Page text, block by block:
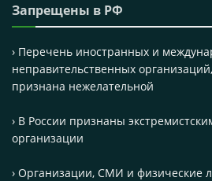
Запрещены в РФ
› Перечень иностранных и
неправительственных
признана нежелательной
› В России признаны
организации
› Организации, СМИ и физические